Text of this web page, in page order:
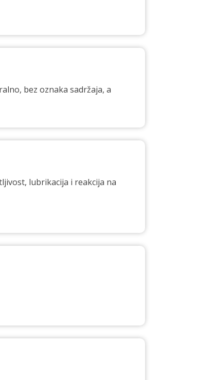
bez oznaka sadržaja, a
lubrikacija i reakcija na